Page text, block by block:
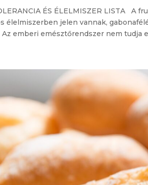
ÉS ÉLELMISZER LISTA A
élelmiszerben jelen vannak,
Az emberi emésztőrendszer nem tudja